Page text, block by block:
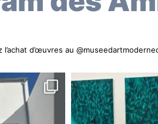
l’achat d’œuvres au